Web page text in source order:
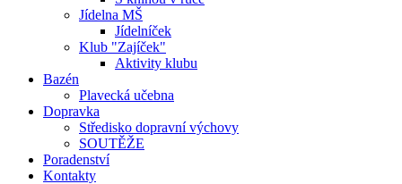
Jídelna MŠ
Jídelníček
Klub "Zajíček"
Aktivity klubu
Bazén
Plavecká učebna
Dopravka
Středisko dopravní výchovy
SOUTĚŽE
Poradenství
Kontakty